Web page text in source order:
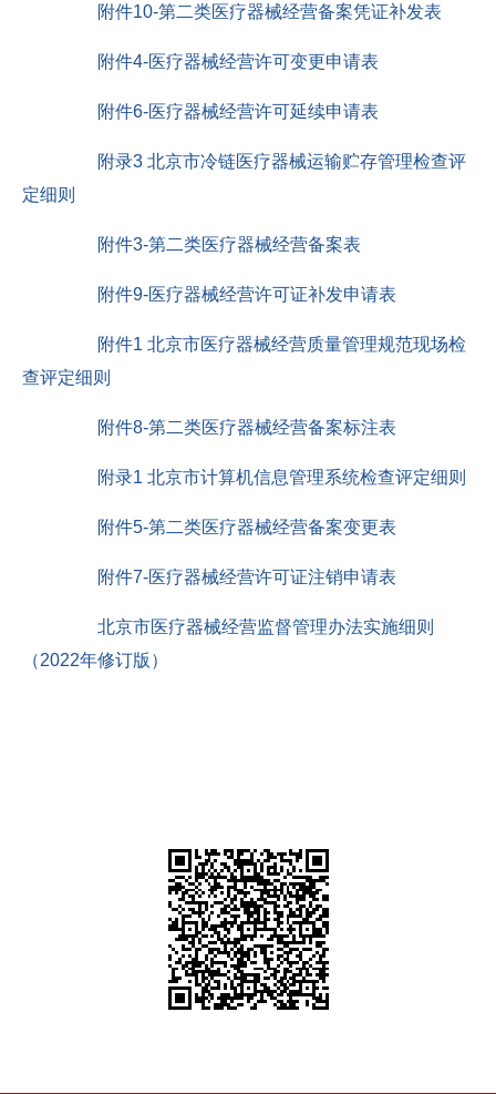
附件10-第二类医疗器械经营备案凭证补发表
附件4-医疗器械经营许可变更申请表
附件6-医疗器械经营许可延续申请表
附录3 北京市冷链医疗器械运输贮存管理检查评
定细则
附件3-第二类医疗器械经营备案表
附件9-医疗器械经营许可证补发申请表
附件1 北京市医疗器械经营质量管理规范现场检
查评定细则
附件8-第二类医疗器械经营备案标注表
附录1 北京市计算机信息管理系统检查评定细则
附件5-第二类医疗器械经营备案变更表
附件7-医疗器械经营许可证注销申请表
北京市医疗器械经营监督管理办法实施细则
（2022年修订版）